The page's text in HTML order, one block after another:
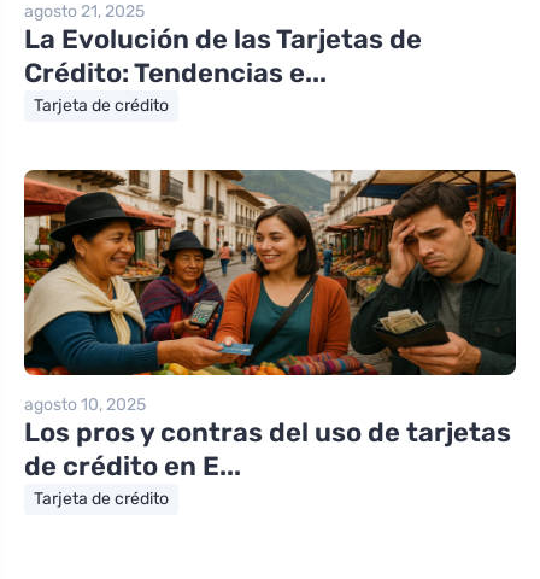
agosto 21, 2025
La Evolución de las Tarjetas de
Crédito: Tendencias e...
Tarjeta de crédito
agosto 10, 2025
Los pros y contras del uso de tarjetas
de crédito en E...
Tarjeta de crédito